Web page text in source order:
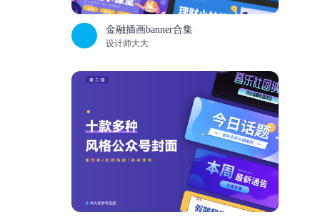
金融插画banner合集
设计师大大